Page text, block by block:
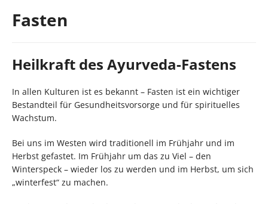
Fasten
Heilkraft des Ayurveda-Fastens
In allen Kulturen ist es bekannt – Fasten ist ein wichtiger
Bestandteil für Gesundheitsvorsorge und für spirituelles
Wachstum.
Bei uns im Westen wird traditionell im Frühjahr und im
Herbst gefastet. Im Frühjahr um das zu Viel – den
Winterspeck – wieder los zu werden und im Herbst, um sich
„winterfest“ zu machen.